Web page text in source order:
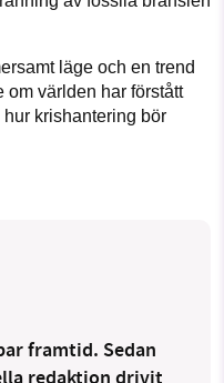
läge och en trend
om världen har förstått
krishantering bör
framtid. Sedan